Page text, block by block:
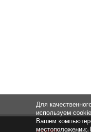
Для
используем
Вашем
местоположении;